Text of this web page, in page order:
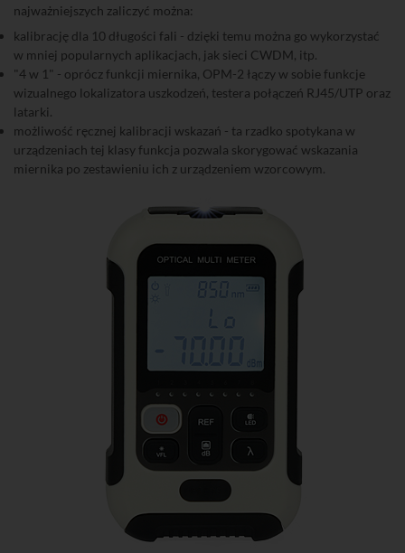
najważniejszych zaliczyć można:
kalibrację dla 10 długości fali - dzięki temu można go wykorzystać
w mniej popularnych aplikacjach, jak sieci CWDM, itp.
"4 w 1" - oprócz funkcji miernika, OPM-2 łączy w sobie funkcje
wizualnego lokalizatora uszkodzeń, testera połączeń RJ45/UTP oraz
latarki.
możliwość ręcznej kalibracji wskazań - ta rzadko spotykana w
urządzeniach tej klasy funkcja pozwala skorygować wskazania
miernika po zestawieniu ich z urządzeniem wzorcowym.